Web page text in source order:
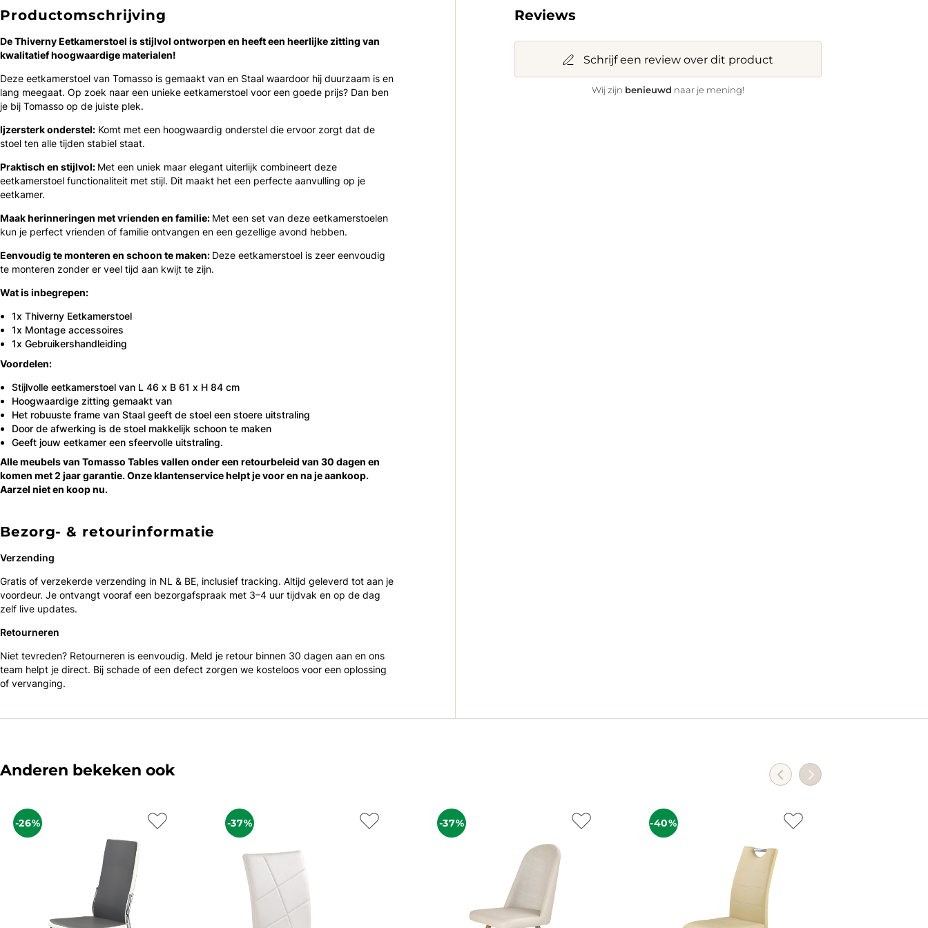
Productomschrijving
De Thiverny Eetkamerstoel is ​​stijlvol ontworpen en heeft een heerlijke zitting van
kwalitatief hoogwaardige materialen!
Deze eetkamerstoel van Tomasso is gemaakt van en Staal waardoor hij duurzaam is en
lang meegaat. Op zoek naar een unieke eetkamerstoel voor een goede prijs? Dan ben
je bij Tomasso op de juiste plek.
Ijzersterk onderstel: Komt met een hoogwaardig onderstel die ervoor zorgt dat de
stoel ten alle tijden stabiel staat.
Praktisch en stijlvol: Met een uniek maar elegant uiterlijk combineert deze
eetkamerstoel functionaliteit met stijl. Dit maakt het een perfecte aanvulling op je
eetkamer.
Maak herinneringen met vrienden en familie: Met een set van deze eetkamerstoelen
kun je perfect vrienden of familie ontvangen en een gezellige avond hebben.
Eenvoudig te monteren en schoon te maken: Deze eetkamerstoel is zeer eenvoudig
te monteren zonder er veel tijd aan kwijt te zijn.
Wat is inbegrepen:
1x Thiverny Eetkamerstoel
1x Montage accessoires
1x Gebruikershandleiding
Voordelen:
Stijlvolle eetkamerstoel van L 46 x B 61 x H 84 cm
Hoogwaardige zitting gemaakt van
Het robuuste frame van Staal geeft de stoel een stoere uitstraling
Door de afwerking is de stoel makkelijk schoon te maken
Geeft jouw eetkamer een sfeervolle uitstraling.
Alle meubels van Tomasso Tables vallen onder een retourbeleid van 30 dagen en
komen met 2 jaar garantie. Onze klantenservice helpt je voor en na je aankoop.
Aarzel niet en koop nu.
Bezorg- & retourinformatie
Verzending
Gratis of verzekerde verzending in NL & BE, inclusief tracking. Altijd geleverd tot aan je
voordeur. Je ontvangt vooraf een bezorgafspraak met 3–4 uur tijdvak en op de dag
zelf live updates.
Retourneren
Niet tevreden? Retourneren is eenvoudig. Meld je retour binnen 30 dagen aan en ons
team helpt je direct. Bij schade of een defect zorgen we kosteloos voor een oplossing
of vervanging.
Reviews
Schrijf een review over dit product
Wij zijn benieuwd naar je mening!
Anderen bekeken ook
-26% -37% -37% -40%